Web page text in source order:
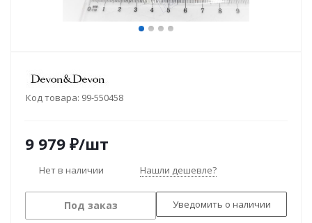
Код товара: 99-550458
9 979 ₽/шт
Нет в наличии Нашли дешевле?
Под заказ Уведомить о наличии